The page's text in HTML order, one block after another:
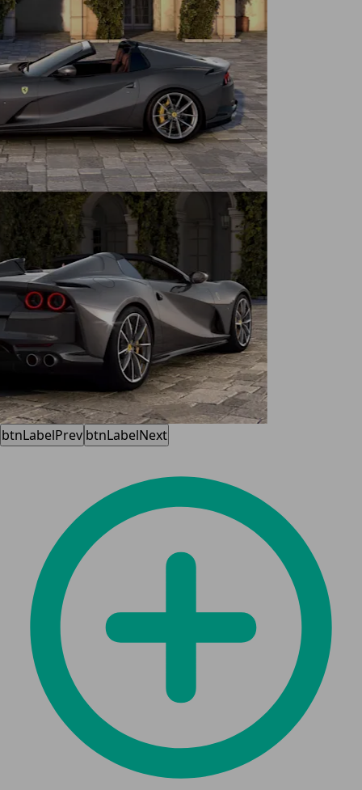
btnLabelPrev btnLabelNext